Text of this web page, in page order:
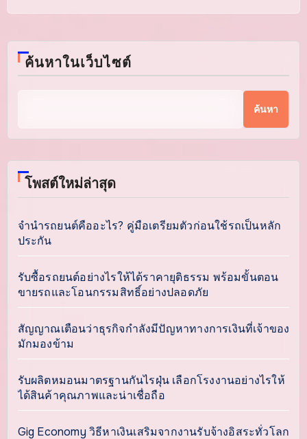
ค้นหาในเว็บไซต์
ค้นหา
โพสต์ใหม่ล่าสุด
จำนำรถยนต์คืออะไร? คู่มือเตรียมตัวก่อนใช้รถเป็นหลัก
ประกัน
รับซื้อรถยนต์อย่างไรให้ได้ราคายุติธรรม พร้อมขั้นตอน
ขายรถและโอนกรรมสิทธิ์อย่างปลอดภัย
สัญญาณเตือนว่าธุรกิจกำลังมีปัญหาทางการเงินที่เจ้าของ
มักมองข้าม
รับผลิตหมอนมาตรฐานกันไรฝุ่น เลือกโรงงานอย่างไรให้
ได้สินค้าคุณภาพและน่าเชื่อถือ
Gig Economy วิธีหาเงินเสริมจากงานรับจ้างอิสระทั่วโลก